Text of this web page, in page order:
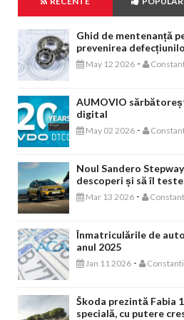
Ghid de mentenanță
prevenirea
May 12 2026 -
AUMOVIO
digital
May 02 2026 -
Noul Sandero
descoperi și să îl
Mar 13 2026 -
Înmatriculările de
anul 2025
Jan 11 2026 -
Škoda prezintă Fabia
specială, cu putere